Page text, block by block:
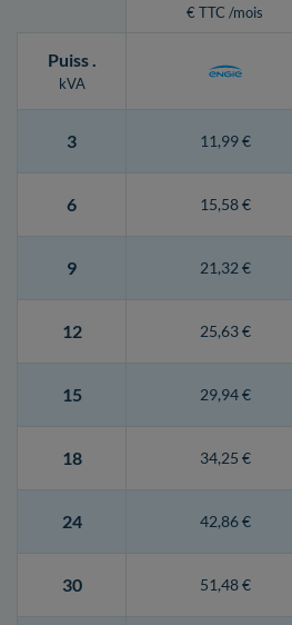
€ TTC /mois
Puiss.
kVA
3 11,99 €
6 15,58 €
9 21,32 €
12 25,63 €
15 29,94 €
18 34,25 €
24 42,86 €
30 51,48 €